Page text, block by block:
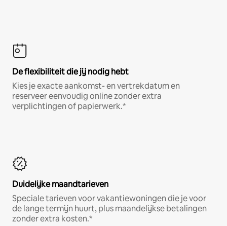
De flexibiliteit die jij nodig hebt
Kies je exacte aankomst- en vertrekdatum en
reserveer eenvoudig online zonder extra
verplichtingen of papierwerk.*
Duidelijke maandtarieven
Speciale tarieven voor vakantiewoningen die je voor
de lange termijn huurt, plus maandelijkse betalingen
zonder extra kosten.*